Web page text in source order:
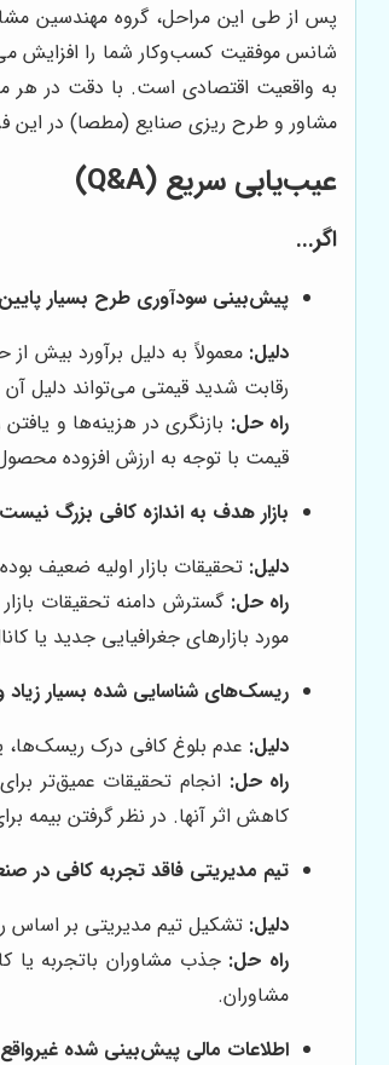
پس از طی این مراحل، گروه مهندسین
شانس موفقیت کسب‌وکار شما را افزایش
به واقعیت اقتصادی است. با دقت در هر
مشاور و طرح ریزی صنایع (مطصا) در این
عیب‌یابی سریع (Q&A)
اگر...
پیش‌بینی سودآوری طرح بسیار
دلیل: معمولاً به دلیل برآورد بیش
رقابت شدید قیمتی می‌تواند دلیل
راه حل: بازنگری در هزینه‌ها و
قیمت با توجه به ارزش افزوده
بازار هدف به اندازه کافی بزرگ
دلیل: تحقیقات بازار اولیه ضعیف
راه حل: گسترش دامنه تحقیقات
مورد بازارهای جغرافیایی جدید یا
ریسک‌های شناسایی شده بسیار
دلیل: عدم بلوغ کافی درک ریسک‌ها،
راه حل: انجام تحقیقات عمیق‌تر
کاهش اثر آنها. در نظر گرفتن
تیم مدیریتی فاقد تجربه کافی در
دلیل: تشکیل تیم مدیریتی بر اساس
راه حل: جذب مشاوران باتجربه یا
مشاوران.
اطلاعات مالی پیش‌بینی شده